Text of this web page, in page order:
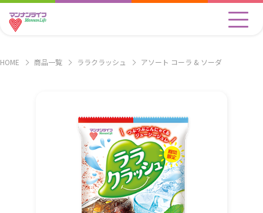
HOME 商品一覧 ララクラッシュ アソート コーラ & ソーダ